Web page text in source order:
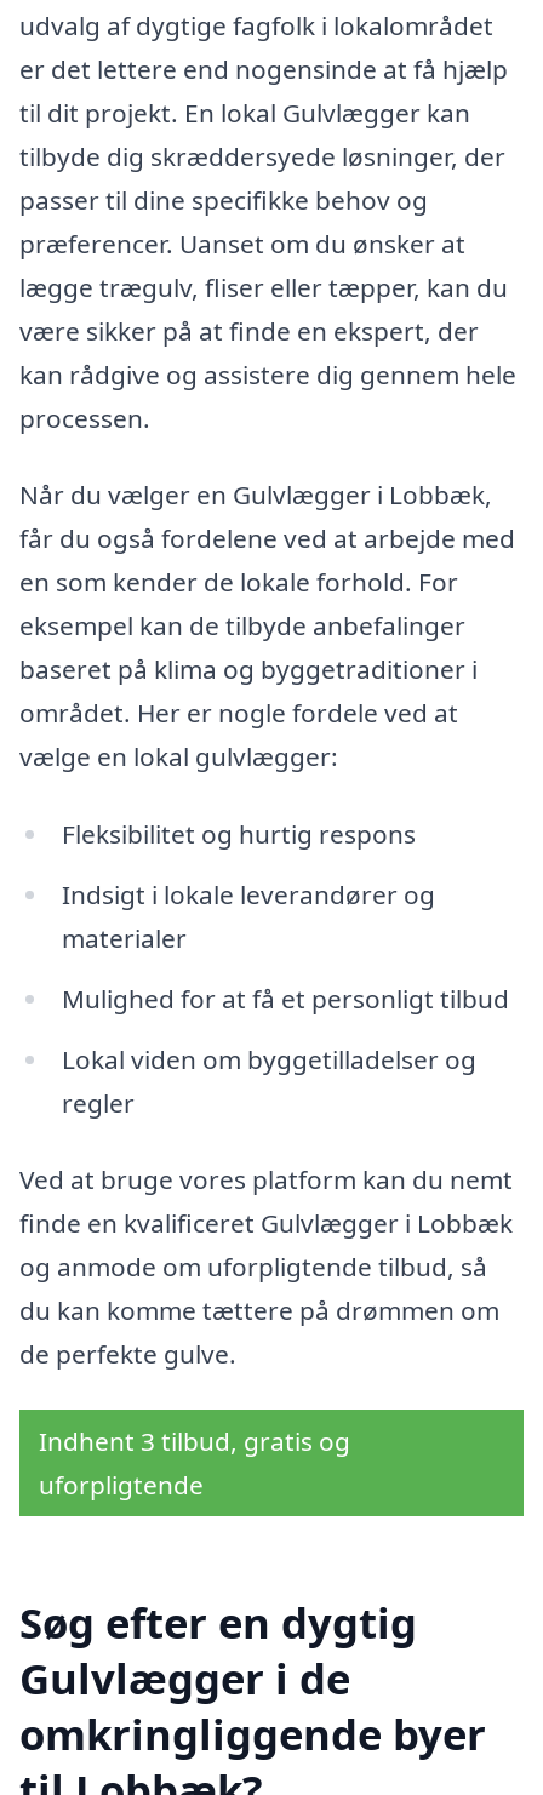
udvalg af dygtige fagfolk i lokalområdet
er det lettere end nogensinde at få hjælp
til dit projekt. En lokal Gulvlægger kan
tilbyde dig skræddersyede løsninger, der
passer til dine specifikke behov og
præferencer. Uanset om du ønsker at
lægge trægulv, fliser eller tæpper, kan du
være sikker på at finde en ekspert, der
kan rådgive og assistere dig gennem hele
processen.
Når du vælger en Gulvlægger i Lobbæk,
får du også fordelene ved at arbejde med
en som kender de lokale forhold. For
eksempel kan de tilbyde anbefalinger
baseret på klima og byggetraditioner i
området. Her er nogle fordele ved at
vælge en lokal gulvlægger:
Fleksibilitet og hurtig respons
Indsigt i lokale leverandører og
materialer
Mulighed for at få et personligt tilbud
Lokal viden om byggetilladelser og
regler
Ved at bruge vores platform kan du nemt
finde en kvalificeret Gulvlægger i Lobbæk
og anmode om uforpligtende tilbud, så
du kan komme tættere på drømmen om
de perfekte gulve.
Indhent 3 tilbud, gratis og
uforpligtende
Søg efter en dygtig
Gulvlægger i de
omkringliggende byer